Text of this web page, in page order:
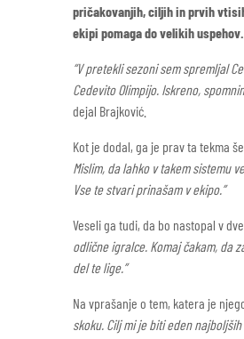
pričakovanjih, ciljih in prvih
ekipi pomaga do velikih uspehov.
“V pretekli sezoni sem spremljal
Cedevito Olimpijo. Iskreno,
dejal Brajković.
Kot je dodal, ga je prav ta tekma
Mislim, da lahko v takem sistemu
Vse te stvari prinašam v ekipo.”
Veseli ga tudi, da bo nastopal v
odlične igralce. Komaj čakam, da
del te lige.”
Na vprašanje o tem, katera je
skoku. Cilj mi je biti eden